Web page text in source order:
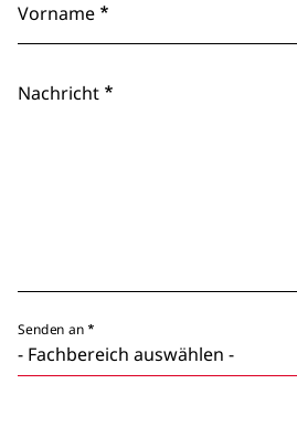
Vorname
Nachricht
Senden an